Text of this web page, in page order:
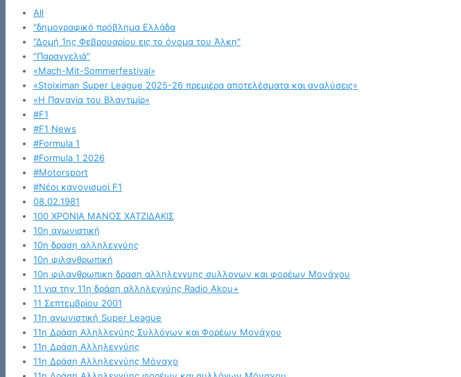
All
"δημογραφικό πρόβλημα Ελλάδα
"Δομή 1ης Φεβρουαρίου εις το όνομα του Άλκη"
"Παραγγελιά"
«Mach-Mit-Sommerfestival»
«Stoiximan Super League 2025-26 πρεμιέρα αποτελέσματα και αναλύσεις»
«Η Παναγία του Βλαντιμίρ»
#F1
#F1 News
#Formula 1
#Formula 1 2026
#Motorsport
#Νέοι κανονισμοί F1
08.02.1981
100 ΧΡΟΝΙΑ ΜΑΝΟΣ ΧΑΤΖΙΔΑΚΙΣ
10η αγωνιστική
10η δραση αλληλεγγύης
10η φιλανθρωπική
10η φιλανθρωπικη δραση αλληλεγγυης συλλογων και φορέων Μονάχου
11 για την 11η δράση αλληλεγγύης Radio Akou+
11 Σεπτεμβρίου 2001
11η αγωνιστική Super League
11η Δράση Αληλλεγύης Συλλόγων και Φορέων Μονάχου
11η Δράση Αλληλεγγύης
11η Δράση Αλληλεγγύης Μόναχο